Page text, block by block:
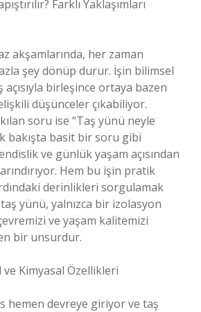
Farklı Yaklaşımları
akşamlarında, her zaman
şey dönüp durur. İşin bilimsel
açısıyla birleşince ortaya bazen
düşünceler çıkabiliyor.
soru ise “Taş yünü neyle
bakışta basit bir soru gibi
ve günlük yaşam açısından
Hem bu işin pratik
derinlikleri sorgulamak
yünü, yalnızca bir izolasyon
ve yaşam kalitemizi
bir unsurdur.
ve Kimyasal Özellikleri
hemen devreye giriyor ve taş